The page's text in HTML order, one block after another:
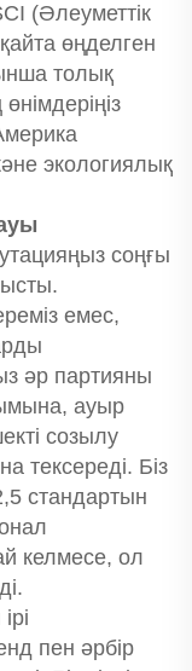
(Әлеуметтік
өңделген
толық
экологиялық
соңғы
емес,
әр партияны
ауыр
созылу
тексереді. Біз
стандартын
келмесе, ол
пен әрбір